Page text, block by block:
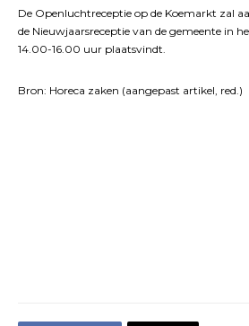
De Openluchtreceptie op de Koemarkt zal
de Nieuwjaarsreceptie van de gemeente in
14.00-16.00 uur plaatsvindt.
Bron: Horeca zaken (aangepast artikel, red.)